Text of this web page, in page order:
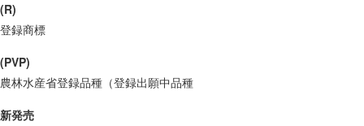
(R)
登録商標
(PVP)
農林水産省登録品種（登録出願中品種
新発売